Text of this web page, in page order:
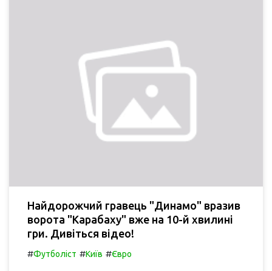
Найдорожчий гравець "Динамо" вразив
ворота "Карабаху" вже на 10-й хвилині
гри. Дивіться відео!
#Футболіст #Київ #Євро